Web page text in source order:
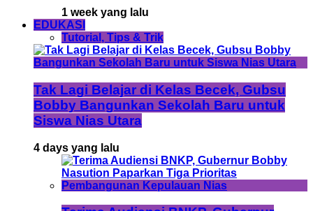
1 week yang lalu
EDUKASI
Tutorial, Tips & Trik
Tak Lagi Belajar di Kelas Becek, Gubsu
Bobby Bangunkan Sekolah Baru untuk
Siswa Nias Utara
4 days yang lalu